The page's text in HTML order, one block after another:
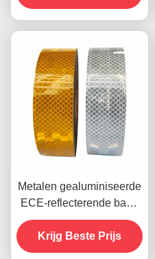
Metalen gealuminiseerde
ECE-reflecterende band
Rood Geel Wit Voor
aanhangwagen
Krijg Beste Prijs